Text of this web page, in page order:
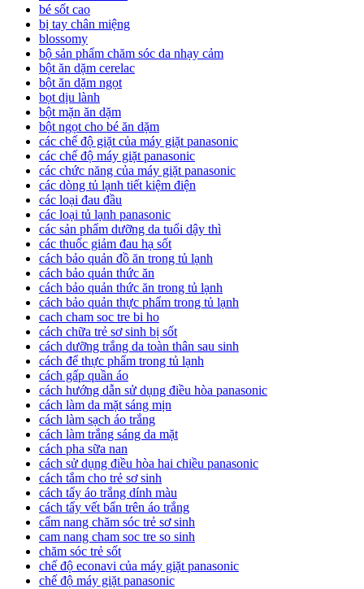
bé sốt cao
bị tay chân miệng
blossomy
bộ sản phẩm chăm sóc da nhạy cảm
bột ăn dặm cerelac
bột ăn dặm ngọt
bọt dịu lành
bột mặn ăn dặm
bột ngọt cho bé ăn dặm
các chế độ giặt của máy giặt panasonic
các chế độ máy giặt panasonic
các chức năng của máy giặt panasonic
các dòng tủ lạnh tiết kiệm điện
các loại đau đầu
các loại tủ lạnh panasonic
các sản phẩm dưỡng da tuổi dậy thì
các thuốc giảm đau hạ sốt
cách bảo quản đồ ăn trong tủ lạnh
cách bảo quản thức ăn
cách bảo quản thức ăn trong tủ lạnh
cách bảo quản thực phẩm trong tủ lạnh
cach cham soc tre bi ho
cách chữa trẻ sơ sinh bị sốt
cách dưỡng trắng da toàn thân sau sinh
cách để thực phẩm trong tủ lạnh
cách gấp quần áo
cách hướng dẫn sử dụng điều hòa panasonic
cách làm da mặt sáng mịn
cách làm sạch áo trắng
cách làm trắng sáng da mặt
cách pha sữa nan
cách sử dụng điều hòa hai chiều panasonic
cách tắm cho trẻ sơ sinh
cách tẩy áo trắng dính màu
cách tẩy vết bẩn trên áo trắng
cẩm nang chăm sóc trẻ sơ sinh
cam nang cham soc tre so sinh
chăm sóc trẻ sốt
chế độ econavi của máy giặt panasonic
chế độ máy giặt panasonic